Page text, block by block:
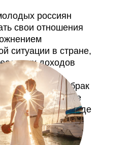
россиян
свои отношения
ситуации в стране,
доходов
люди
свои планы на брак
гражданское
а еще в тренде